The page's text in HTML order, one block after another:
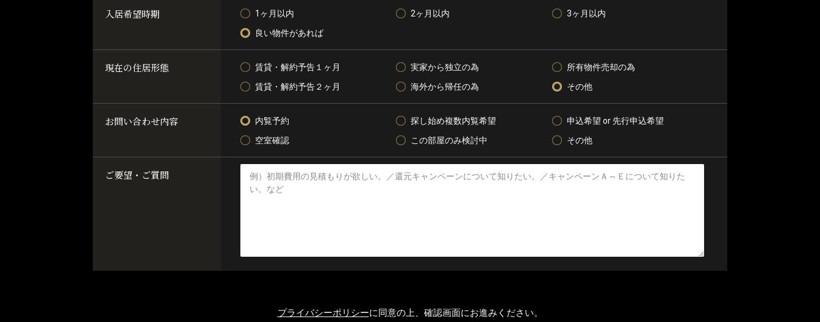
入居希望時期 1ヶ月以内 2ヶ月以内
3ヶ月以内
良い物件があれば
現在の住居形態 賃貸・解約予告１ヶ月 実家から独立の為
所有物件売却の為
賃貸・解約予告２ヶ月
海外から帰任の為 その他
お問い合わせ内容 内覧予約 探し始め複数内覧希望
申込希望 or 先行申込希望
空室確認
この部屋のみ検討中 その他
ご要望・ご質問
プライバシーポリシーに同意の上、確認画面にお進みください。